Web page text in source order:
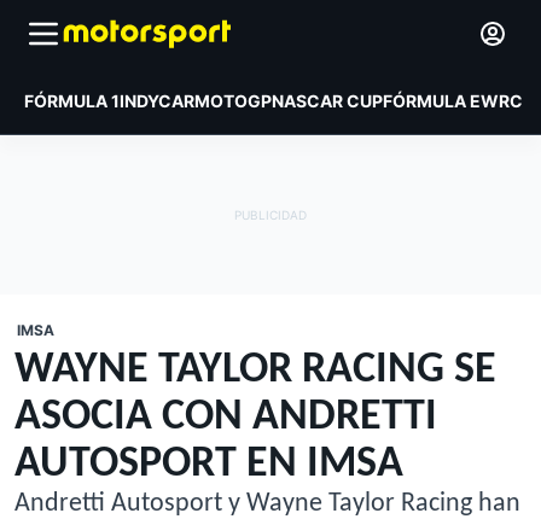
FÓRMULA 1INDYCARMOTOGPNASCAR CUPFÓRMULA EWRC
IMSA
WAYNE TAYLOR RACING SE
ASOCIA CON ANDRETTI
AUTOSPORT EN IMSA
Andretti Autosport y Wayne Taylor Racing han